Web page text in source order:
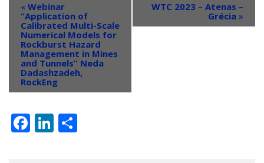
« Webinar
“Application of
Calibrated Multi-Scale
Numerical Models for
Rockburst Hazard
Management in Mines
and Tunnels” Neda
Dadashzadeh,
RockEng
WTC 2023 – Atenas –
Grécia »
Facebook
LinkedIn